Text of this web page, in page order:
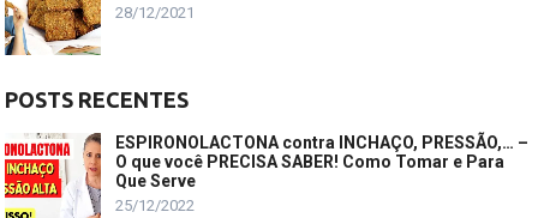
28/12/2021
POSTS RECENTES
ESPIRONOLACTONA contra INCHAÇO, PRESSÃO,… –
O que você PRECISA SABER! Como Tomar e Para
Que Serve
25/12/2022